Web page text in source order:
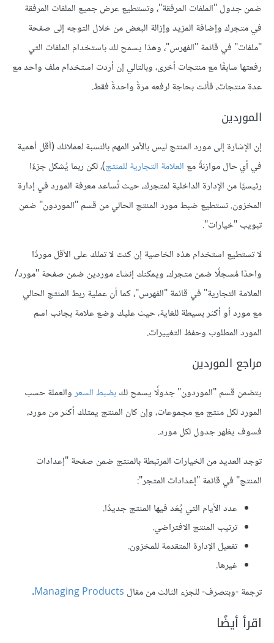
ضمن جدول "الملفات المرفقة"، وتستطيع عرض جميع الملفات المرفقة
في متجرك وإضافة المزيد وإزالة البعض من خلال التوجه إلى صفحة
"ملفات" في قائمة "الفهرس"، وهذا يسمح لك باستخدام الملفات التي
رفعتها سابقًا مع منتجات أخرى، وبالتالي إن أردت استخدام ملف واحد مع
عدة منتجات، فأنت بحاجة لرفعه مرةً واحدةً فقط.
الموردين
إن الإشارة إلى مورد المنتج ليس بالأمر المهم بالنسبة لعملائك (أقل أهمية
في أي حال موازنةً مع العلامة التجارية للمنتج)، لكن ربما يُشكل جزءًا
رئيسيًا من الإدارة الداخلية لمتجرك، حيث تُساعد معرفة المورد في إدارة
المخزون. تستطيع ضبط مورد المنتج الحالي من قسم "الموردون" ضمن
تبويب "خيارات".
لا تستطيع استخدام هذه الخاصية إن كنت لا تملك على الأقل موردًا
واحدًا مُسجلًا ضمن متجرك، ويمكنك إنشاء موردين ضمن صفحة "مورد/
العلامة التجارية" في قائمة "الفهرس"، كما أن عملية ربط المنتج الحالي
مع مورد أو أكثر بسيطة للغاية، حيث عليك وضع علامة بجانب اسم
المورد المطلوب وحفظ التغييرات.
مراجع الموردين
يتضمن قسم "الموردون" جدولًا يسمح لكبضبط السعروالعملة حسب
المورد لكل منتج مع مجموعات، وإن كان المنتج يمتلك أكثر من مورد،
فسوف يظهر جدول لكل مورد.
توجد العديد من الخيارات المرتبطة بالمنتج ضمن صفحة "إعدادات
المنتج" في قائمة "إعدادات المتجر":
عدد الأيام التي يُعَد فيها المنتج جديدًا.
ترتيب المنتج الافتراضي.
تفعيل الإدارة المتقدمة للمخزون.
غيرها.
ترجمة -وبتصرف- للجزء الثالث من مقال Managing Products
.
اقرأ أيضًا